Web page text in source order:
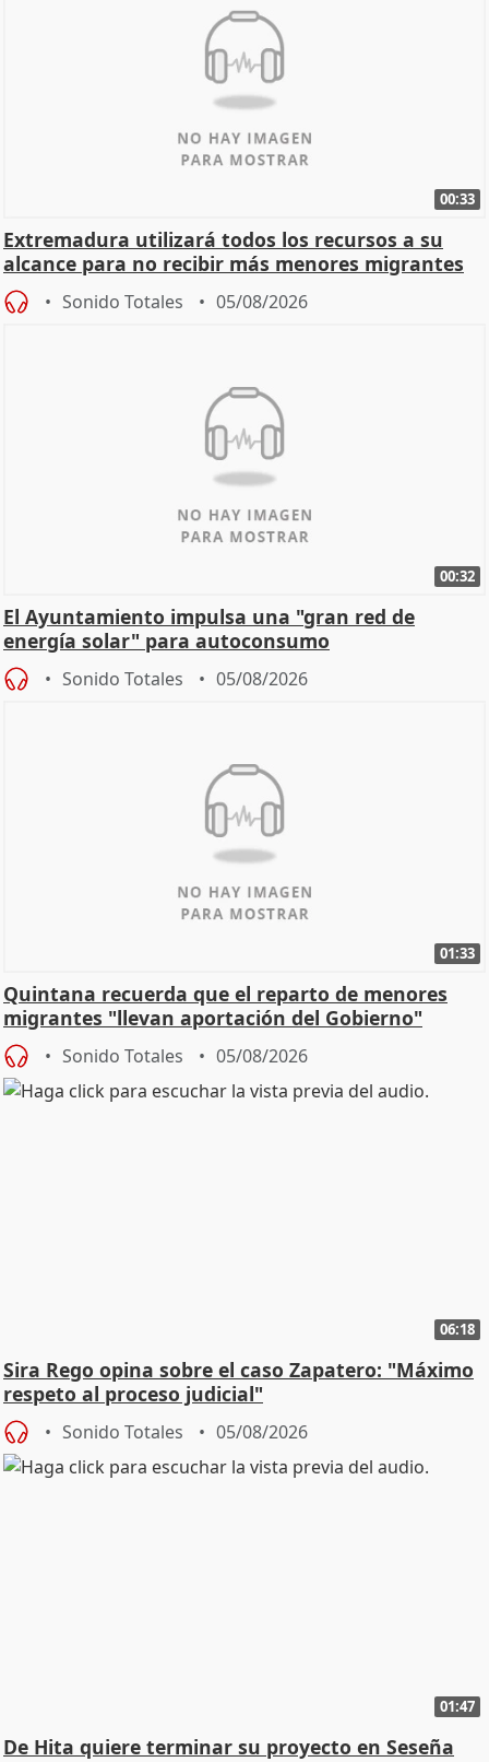
00:33
Extremadura utilizará todos los recursos a su
alcance para no recibir más menores migrantes
Sonido Totales 05/08/2026
00:32
El Ayuntamiento impulsa una "gran red de
energía solar" para autoconsumo
Sonido Totales 05/08/2026
01:33
Quintana recuerda que el reparto de menores
migrantes "llevan aportación del Gobierno"
central
Sonido Totales 05/08/2026
06:18
Sira Rego opina sobre el caso Zapatero: "Máximo
respeto al proceso judicial"
Sonido Totales 05/08/2026
01:47
De Hita quiere terminar su proyecto en Seseña